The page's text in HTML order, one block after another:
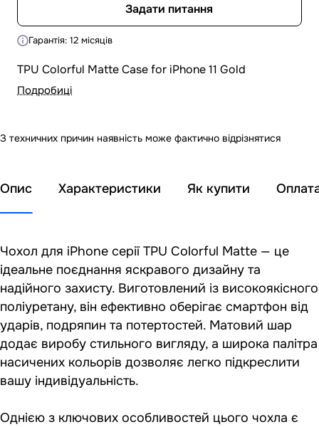
Задати питання
Гарантія: 12 місяців
TPU Colorful Matte Case for iPhone 11 Gold
Подробиці
З техничних причин наявність може фактично відрізнятися
Опис Характеристики Як купити
Чохол для iPhone серії TPU Colorful Matte — це
ідеальне поєднання яскравого дизайну та
надійного захисту. Виготовлений із високоякісного
поліуретану, він ефективно оберігає смартфон від
ударів, подряпин та потертостей. Матовий шар
додає виробу стильного вигляду, а широка палітра
насичених кольорів дозволяє легко підкреслити
вашу індивідуальність.
Однією з ключових особливостей цього чохла є